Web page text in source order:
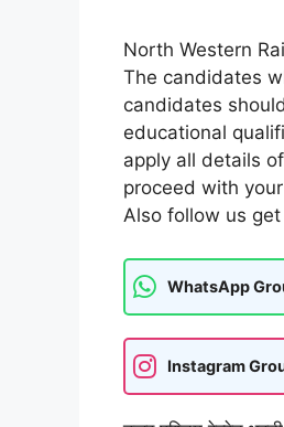
North Western
The candidates
candidates
educational
apply all details
proceed with
Also follow us
WhatsApp
Instagram